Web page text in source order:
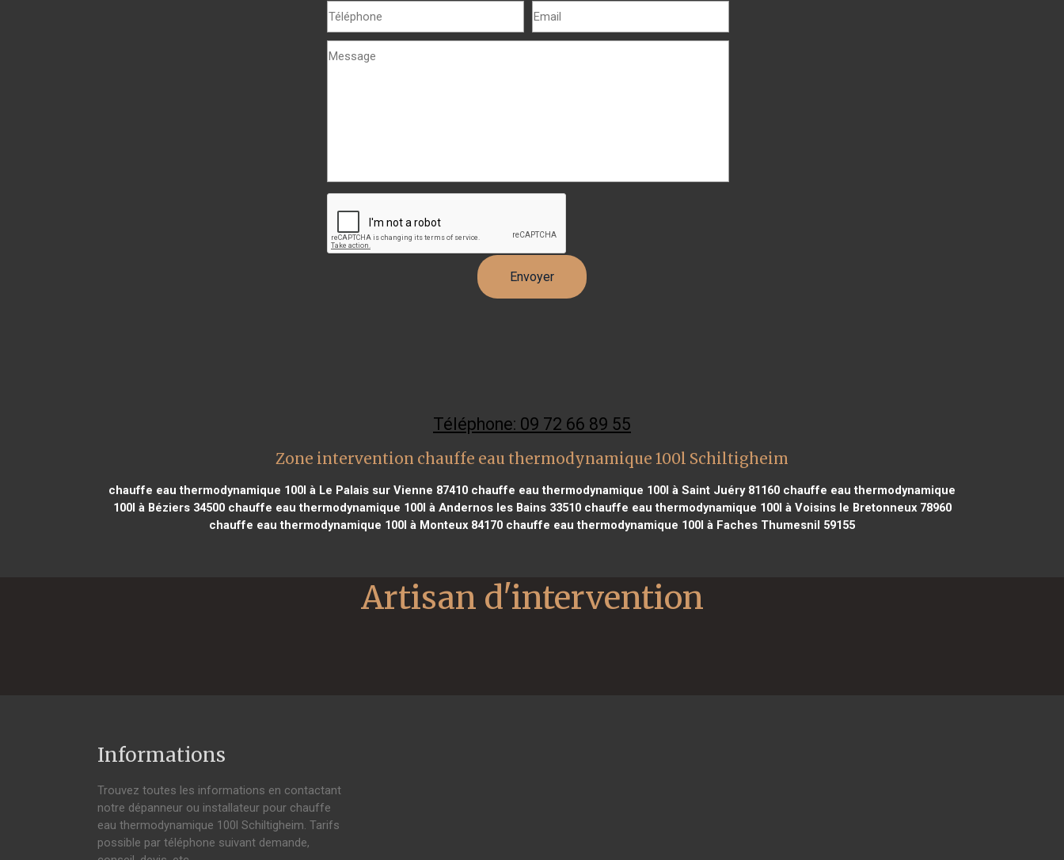
Téléphone: 09 72 66 89 55
Zone intervention chauffe eau thermodynamique 100l Schiltigheim
chauffe eau thermodynamique 100l à Le Palais sur Vienne 87410 chauffe eau thermodynamique 100l à Saint Juéry 81160 chauffe eau thermodynamique
100l à Béziers 34500chauffe eau thermodynamique 100l à Andernos les Bains 33510chauffe eau thermodynamique 100l à Voisins le Bretonneux 78960
chauffe eau thermodynamique 100l à Monteux 84170 chauffe eau thermodynamique 100l à Faches Thumesnil 59155
Informations
Trouvez toutes les informations en contactant
notre dépanneur ou installateur pour chauffe
eau thermodynamique 100l Schiltigheim. Tarifs
possible par téléphone suivant demande,
Artisan d'intervention